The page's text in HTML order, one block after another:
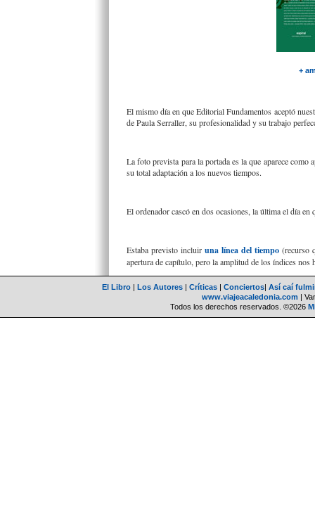
+
El mismo día en que Editorial Fundamentos aceptó
de Paula Serraller, su profesionalidad y su trabajo
La foto prevista para la portada es la que aparece
su total adaptación a los nuevos tiempos.
El ordenador cascó en dos ocasiones, la última el día en
Estaba previsto incluir una línea del tiempo(recurso
apertura de capítulo, pero la amplitud de los índices nos
El Libro | Los Autores | Críticas | Conciertos| Así caí
www.viajeacaledonia.com |
Todos los derechos reservados. ©2026